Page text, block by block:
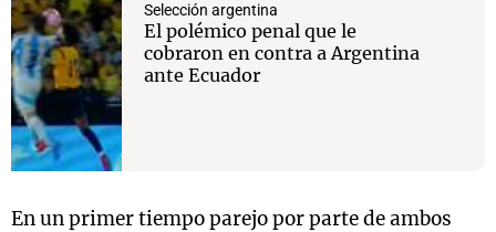
Selección argentina
El polémico penal que le
cobraron en contra a Argentina
ante Ecuador
En un primer tiempo parejo por parte de ambos